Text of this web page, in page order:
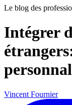
Le blog des
Intégrer
Vincent Fournier